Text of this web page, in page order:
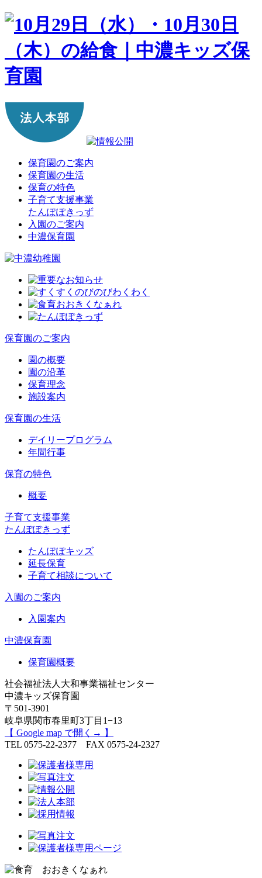
保育園のご案内
保育園の生活
保育の特色
子育て支援事業
たんぽぽきっず
入園のご案内
中濃保育園
保育園のご案内
園の概要
園の沿革
保育理念
施設案内
保育園の生活
デイリープログラム
年間行事
保育の特色
概要
子育て支援事業
たんぽぽきっず
たんぽぽキッズ
延長保育
子育て相談について
入園のご案内
入園案内
中濃保育園
保育園概要
社会福祉法人大和事業福祉センター
中濃キッズ保育園
〒501-3901
岐阜県関市春里町3丁目1−13
【 Google map で開く→ 】
TEL 0575-22-2377 FAX 0575-24-2327